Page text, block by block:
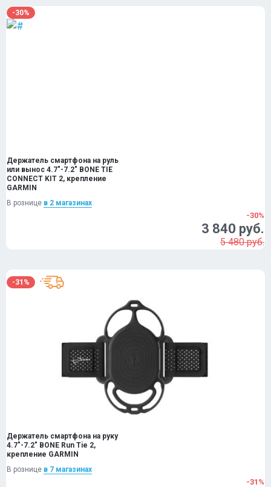
-30%
Держатель смартфона на руль
или вынос 4.7"-7.2" BONE TIE
CONNECT KIT 2, крепление
GARMIN
В рознице в 2 магазинах
-30%
3 840 руб.
5 480 руб.
-31%
Держатель смартфона на руку
4.7"-7.2" BONE Run Tie 2,
крепление GARMIN
В рознице в 7 магазинах
-31%